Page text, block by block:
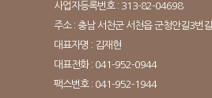
사업자등록번호 : 313-82-04698
주소 : 충남 서천군 서천읍 군청안길3번
대표자명 : 김재현
대표전화 : 041-952-0944
팩스번호 : 041-952-1944